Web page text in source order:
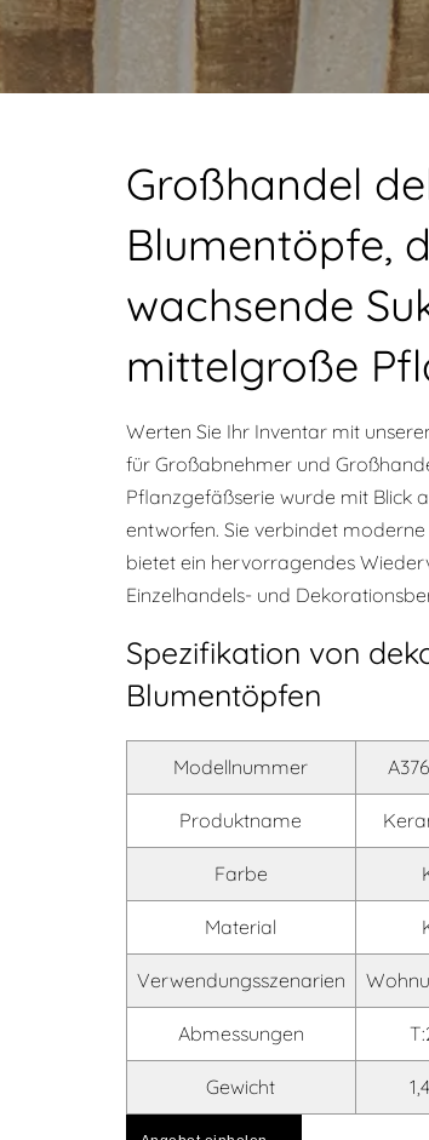
Großhandel
Blumentöpfe,
wachsende
mittelgroße
Werten Sie Ihr Inventar mit
für Großabnehmer und
Pflanzgefäßserie wurde mit Blick
entworfen. Sie verbindet
bietet ein hervorragendes
Einzelhandels- und
Spezifikation von
Blumentöpfen
Modellnummer
Produktname
Farbe
Material
Verwendungsszenarien
Abmessungen
Gewicht